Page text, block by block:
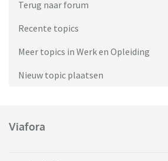
Terug naar forum
Recente topics
Meer topics in Werk en Opleiding
Nieuw topic plaatsen
Viafora